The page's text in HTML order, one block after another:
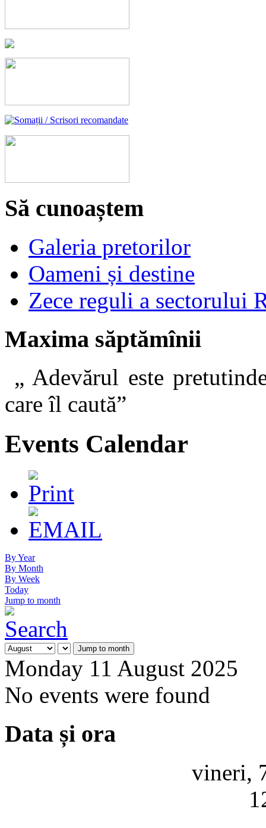
Să cunoaștem
Galeria pretorilor
Oameni și destine
Zece reguli a sectorului
Maxima săptămînii
„ Adevărul este
care îl
Events Calendar
By Year
By Month
By Week
Today
Jump to month
Jump to month
Monday 11 August 2025
No events were found
Data și ora
vineri,